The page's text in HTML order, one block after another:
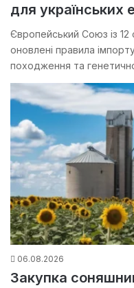
для українських
Європейський Союз із
оновлені правила
походження та
06.08.2026
Закупка